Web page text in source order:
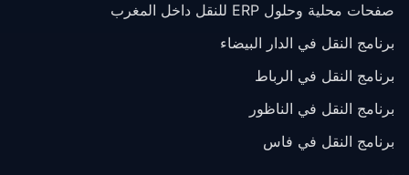
صفحات محلية وحلول ERP للنقل داخل المغرب
برنامج النقل في الدار البيضاء
برنامج النقل في الرباط
برنامج النقل في الناظور
برنامج النقل في فاس